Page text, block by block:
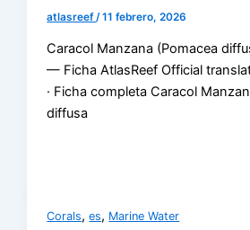
atlasreef /11 febrero, 2026
Caracol Manzana (Pomacea
— Ficha AtlasReef Official
· Ficha completa Caracol
diffusa
Corals,es, Marine Water